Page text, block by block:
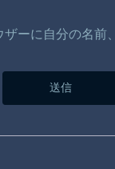
ーに自分の名